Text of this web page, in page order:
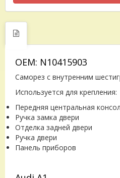
OEM: N10415903
Саморез с внутренним
Используется для крепления:
Передняя центральная
Ручка замка двери
Отделка задней двери
Ручка двери
Панель приборов